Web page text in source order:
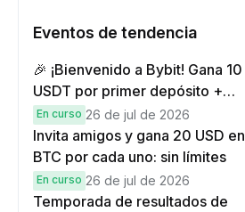
Eventos de tendencia
🎉 ¡Bienvenido a Bybit! Gana 10
USDT por primer depósito +
hasta 9,999 USDT en
recompensas
En curso 26 de jul de 2026
Invita amigos y gana 20 USD en
BTC por cada uno: sin límites
En curso 26 de jul de 2026
Temporada de resultados de